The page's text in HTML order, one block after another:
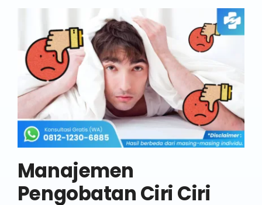
Manajemen
Pengobatan Ciri Ciri